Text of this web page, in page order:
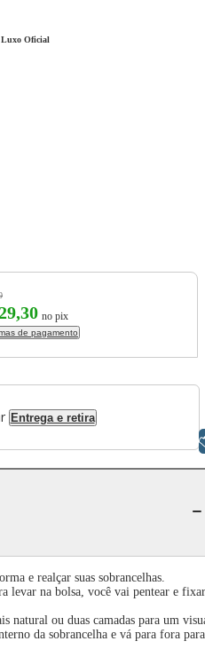
Oficial
no pix
de pagamento
Entrega e retira
e realçar suas sobrancelhas.
levar na bolsa, você vai pentear e fixar
natural ou duas camadas para um
da sobrancelha e vá para fora para